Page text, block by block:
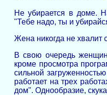
Не убирается в доме.
"Тебе надо, ты и
Жена никогда не хвалит
В свою очередь
кроме просмотра
сильной
работает на трех
дом". Однообразие,